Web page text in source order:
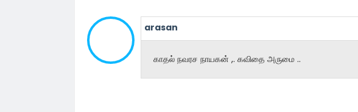
arasan
காதல் நவரச நாயகன் ,. கவிதை அருமை ..